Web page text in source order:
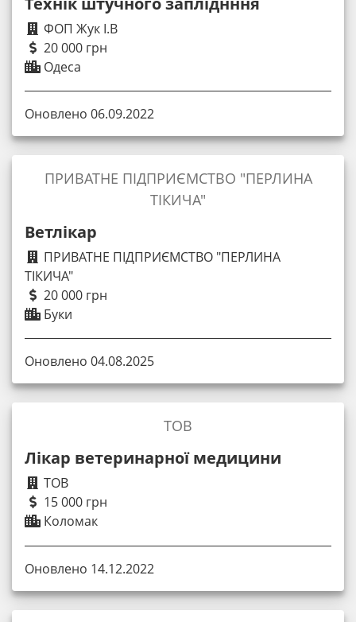
ФОП Жук І.В
20 000 грн
Одеса
Оновлено 06.09.2022
Ветлікар
ПРИВАТНЕ ПІДПРИЄМСТВО "ПЕРЛИНА
ТІКИЧА"
20 000 грн
Буки
ПРИВАТНЕ ПІДПРИЄМСТВО "ПЕРЛИНА
ТІКИЧА"
Оновлено 04.08.2025
Лікар ветеринарної медицини
ТОВ
15 000 грн
Коломак
ТОВ
Оновлено 14.12.2022